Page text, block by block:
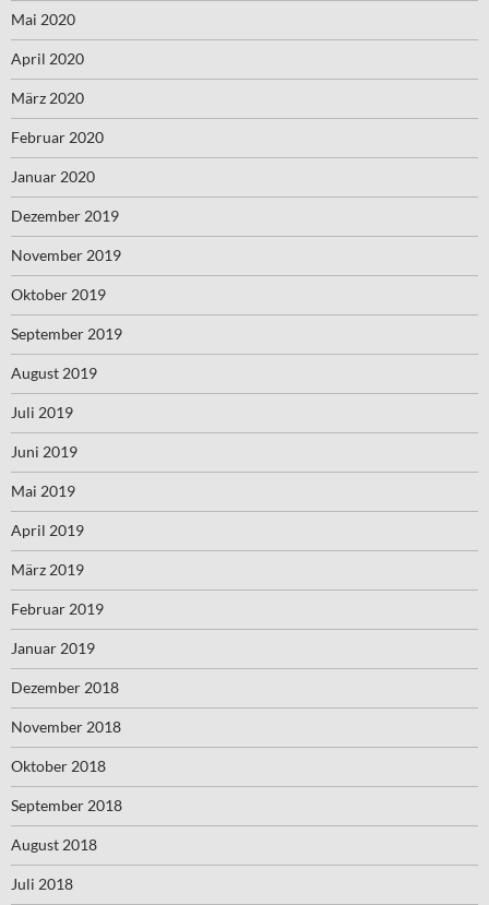
Mai 2020
April 2020
März 2020
Februar 2020
Januar 2020
Dezember 2019
November 2019
Oktober 2019
September 2019
August 2019
Juli 2019
Juni 2019
Mai 2019
April 2019
März 2019
Februar 2019
Januar 2019
Dezember 2018
November 2018
Oktober 2018
September 2018
August 2018
Juli 2018